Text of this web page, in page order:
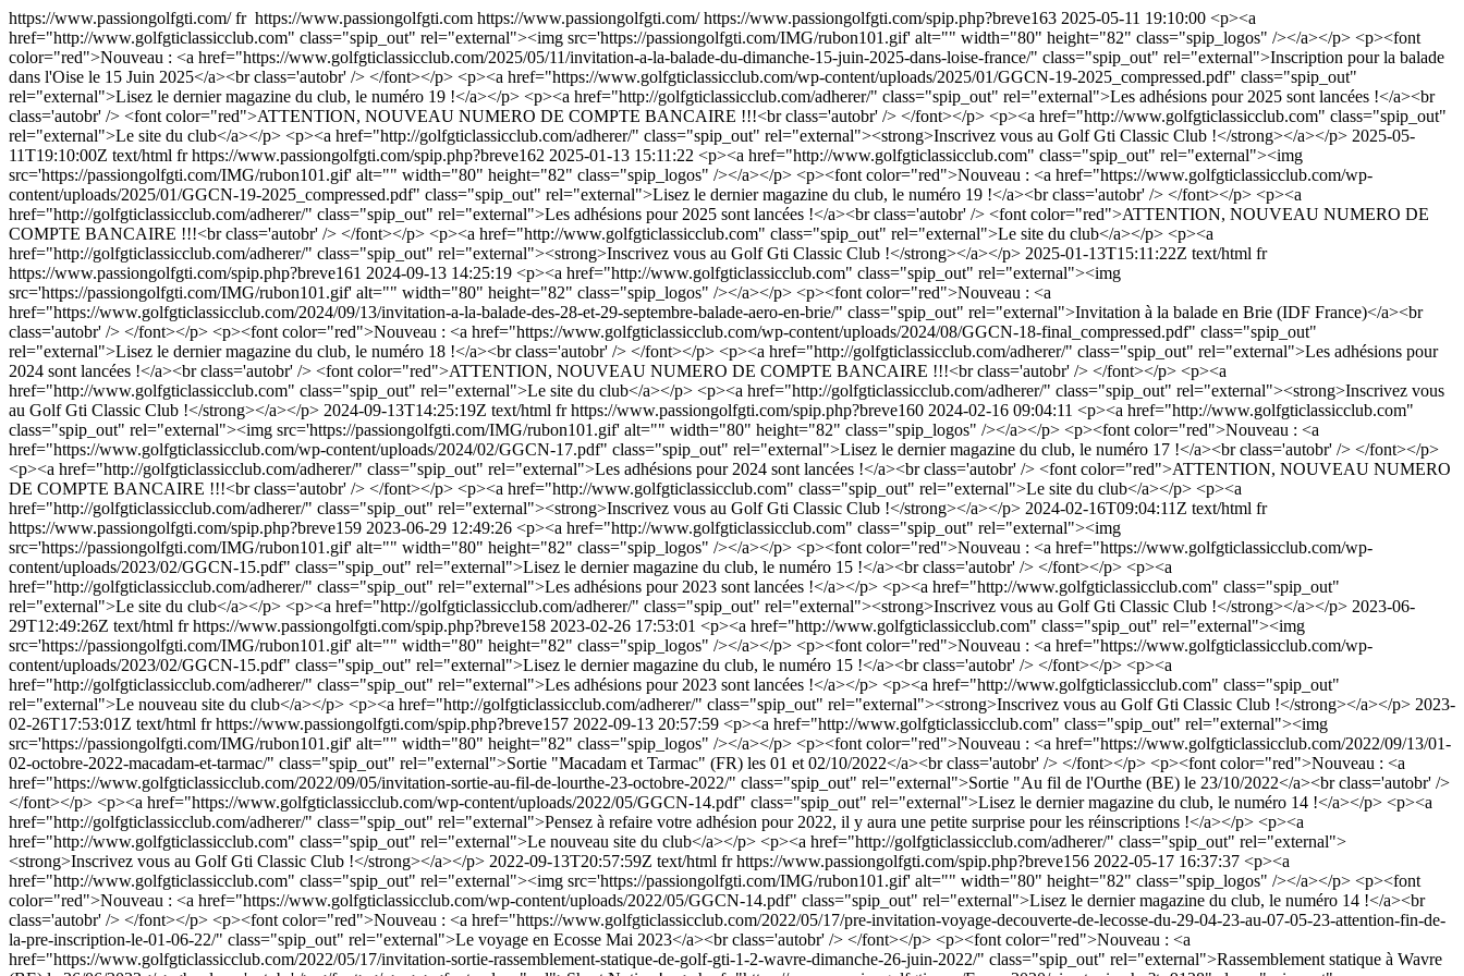
https://www.passiongolfgti.com/fr https://www.passiongolfgti.com https://www.passiongolfgti.com/https://www.passiongolfgti.com/spip.php?breve163 2025-05-11 19:10:00 <p><a
href="http://www.golfgticlassicclub.com" class="spip_out" rel="external"><img src='https://passiongolfgti.com/IMG/rubon101.gif' alt="" width="80" height="82" class="spip_logos" /></a></p> <p><font
color="red">Nouveau : <a href="https://www.golfgticlassicclub.com/2025/05/11/invitation-a-la-balade-du-dimanche-15-juin-2025-dans-loise-france/" class="spip_out" rel="external">Inscription pour la balade
dans l'Oise le 15 Juin 2025</a><br class='autobr' /> </font></p> <p><a href="https://www.golfgticlassicclub.com/wp-content/uploads/2025/01/GGCN-19-2025_compressed.pdf" class="spip_out"
rel="external">Lisez le dernier magazine du club, le numéro 19 !</a></p> <p><a href="http://golfgticlassicclub.com/adherer/" class="spip_out" rel="external">Les adhésions pour 2025 sont lancées !</a><br
class='autobr' /> <font color="red">ATTENTION, NOUVEAU NUMERO DE COMPTE BANCAIRE !!!<br class='autobr' /> </font></p> <p><a href="http://www.golfgticlassicclub.com" class="spip_out"
rel="external">Le site du club</a></p> <p><a href="http://golfgticlassicclub.com/adherer/" class="spip_out" rel="external"><strong>Inscrivez vous au Golf Gti Classic Club !</strong></a></p> 2025-05-
11T19:10:00Z text/html fr https://www.passiongolfgti.com/spip.php?breve162 2025-01-13 15:11:22 <p><a href="http://www.golfgticlassicclub.com" class="spip_out" rel="external"><img
src='https://passiongolfgti.com/IMG/rubon101.gif' alt="" width="80" height="82" class="spip_logos" /></a></p> <p><font color="red">Nouveau : <a href="https://www.golfgticlassicclub.com/wp-
content/uploads/2025/01/GGCN-19-2025_compressed.pdf" class="spip_out" rel="external">Lisez le dernier magazine du club, le numéro 19 !</a><br class='autobr' /> </font></p> <p><a
href="http://golfgticlassicclub.com/adherer/" class="spip_out" rel="external">Les adhésions pour 2025 sont lancées !</a><br class='autobr' /> <font color="red">ATTENTION, NOUVEAU NUMERO DE
COMPTE BANCAIRE !!!<br class='autobr' /> </font></p> <p><a href="http://www.golfgticlassicclub.com" class="spip_out" rel="external">Le site du club</a></p> <p><a
href="http://golfgticlassicclub.com/adherer/" class="spip_out" rel="external"><strong>Inscrivez vous au Golf Gti Classic Club !</strong></a></p> 2025-01-13T15:11:22Z text/html fr
https://www.passiongolfgti.com/spip.php?breve161 2024-09-13 14:25:19 <p><a href="http://www.golfgticlassicclub.com" class="spip_out" rel="external"><img
src='https://passiongolfgti.com/IMG/rubon101.gif' alt="" width="80" height="82" class="spip_logos" /></a></p> <p><font color="red">Nouveau : <a
href="https://www.golfgticlassicclub.com/2024/09/13/invitation-a-la-balade-des-28-et-29-septembre-balade-aero-en-brie/" class="spip_out" rel="external">Invitation à la balade en Brie (IDF France)</a><br
class='autobr' /> </font></p> <p><font color="red">Nouveau : <a href="https://www.golfgticlassicclub.com/wp-content/uploads/2024/08/GGCN-18-final_compressed.pdf" class="spip_out"
rel="external">Lisez le dernier magazine du club, le numéro 18 !</a><br class='autobr' /> </font></p> <p><a href="http://golfgticlassicclub.com/adherer/" class="spip_out" rel="external">Les adhésions pour
2024 sont lancées !</a><br class='autobr' /> <font color="red">ATTENTION, NOUVEAU NUMERO DE COMPTE BANCAIRE !!!<br class='autobr' /> </font></p> <p><a
href="http://www.golfgticlassicclub.com" class="spip_out" rel="external">Le site du club</a></p> <p><a href="http://golfgticlassicclub.com/adherer/" class="spip_out" rel="external"><strong>Inscrivez vous
au Golf Gti Classic Club !</strong></a></p> 2024-09-13T14:25:19Z text/html fr https://www.passiongolfgti.com/spip.php?breve160 2024-02-16 09:04:11 <p><a href="http://www.golfgticlassicclub.com"
class="spip_out" rel="external"><img src='https://passiongolfgti.com/IMG/rubon101.gif' alt="" width="80" height="82" class="spip_logos" /></a></p> <p><font color="red">Nouveau : <a
href="https://www.golfgticlassicclub.com/wp-content/uploads/2024/02/GGCN-17.pdf" class="spip_out" rel="external">Lisez le dernier magazine du club, le numéro 17 !</a><br class='autobr' /> </font></p>
<p><a href="http://golfgticlassicclub.com/adherer/" class="spip_out" rel="external">Les adhésions pour 2024 sont lancées !</a><br class='autobr' /> <font color="red">ATTENTION, NOUVEAU NUMERO
DE COMPTE BANCAIRE !!!<br class='autobr' /> </font></p> <p><a href="http://www.golfgticlassicclub.com" class="spip_out" rel="external">Le site du club</a></p> <p><a
href="http://golfgticlassicclub.com/adherer/" class="spip_out" rel="external"><strong>Inscrivez vous au Golf Gti Classic Club !</strong></a></p> 2024-02-16T09:04:11Z text/html fr
https://www.passiongolfgti.com/spip.php?breve159 2023-06-29 12:49:26 <p><a href="http://www.golfgticlassicclub.com" class="spip_out" rel="external"><img
src='https://passiongolfgti.com/IMG/rubon101.gif' alt="" width="80" height="82" class="spip_logos" /></a></p> <p><font color="red">Nouveau : <a href="https://www.golfgticlassicclub.com/wp-
content/uploads/2023/02/GGCN-15.pdf" class="spip_out" rel="external">Lisez le dernier magazine du club, le numéro 15 !</a><br class='autobr' /> </font></p> <p><a
href="http://golfgticlassicclub.com/adherer/" class="spip_out" rel="external">Les adhésions pour 2023 sont lancées !</a></p> <p><a href="http://www.golfgticlassicclub.com" class="spip_out"
rel="external">Le site du club</a></p> <p><a href="http://golfgticlassicclub.com/adherer/" class="spip_out" rel="external"><strong>Inscrivez vous au Golf Gti Classic Club !</strong></a></p> 2023-06-
29T12:49:26Z text/html fr https://www.passiongolfgti.com/spip.php?breve158 2023-02-26 17:53:01 <p><a href="http://www.golfgticlassicclub.com" class="spip_out" rel="external"><img
src='https://passiongolfgti.com/IMG/rubon101.gif' alt="" width="80" height="82" class="spip_logos" /></a></p> <p><font color="red">Nouveau : <a href="https://www.golfgticlassicclub.com/wp-
content/uploads/2023/02/GGCN-15.pdf" class="spip_out" rel="external">Lisez le dernier magazine du club, le numéro 15 !</a><br class='autobr' /> </font></p> <p><a
href="http://golfgticlassicclub.com/adherer/" class="spip_out" rel="external">Les adhésions pour 2023 sont lancées !</a></p> <p><a href="http://www.golfgticlassicclub.com" class="spip_out"
rel="external">Le nouveau site du club</a></p> <p><a href="http://golfgticlassicclub.com/adherer/" class="spip_out" rel="external"><strong>Inscrivez vous au Golf Gti Classic Club !</strong></a></p> 2023-
02-26T17:53:01Z text/html fr https://www.passiongolfgti.com/spip.php?breve157 2022-09-13 20:57:59 <p><a href="http://www.golfgticlassicclub.com" class="spip_out" rel="external"><img
src='https://passiongolfgti.com/IMG/rubon101.gif' alt="" width="80" height="82" class="spip_logos" /></a></p> <p><font color="red">Nouveau : <a href="https://www.golfgticlassicclub.com/2022/09/13/01-
02-octobre-2022-macadam-et-tarmac/" class="spip_out" rel="external">Sortie "Macadam et Tarmac" (FR) les 01 et 02/10/2022</a><br class='autobr' /> </font></p> <p><font color="red">Nouveau : <a
href="https://www.golfgticlassicclub.com/2022/09/05/invitation-sortie-au-fil-de-lourthe-23-octobre-2022/" class="spip_out" rel="external">Sortie "Au fil de l'Ourthe (BE) le 23/10/2022</a><br class='autobr' />
</font></p> <p><a href="https://www.golfgticlassicclub.com/wp-content/uploads/2022/05/GGCN-14.pdf" class="spip_out" rel="external">Lisez le dernier magazine du club, le numéro 14 !</a></p> <p><a
href="http://golfgticlassicclub.com/adherer/" class="spip_out" rel="external">Pensez à refaire votre adhésion pour 2022, il y aura une petite surprise pour les réinscriptions !</a></p> <p><a
href="http://www.golfgticlassicclub.com" class="spip_out" rel="external">Le nouveau site du club</a></p> <p><a href="http://golfgticlassicclub.com/adherer/" class="spip_out" rel="external">
<strong>Inscrivez vous au Golf Gti Classic Club !</strong></a></p> 2022-09-13T20:57:59Z text/html fr https://www.passiongolfgti.com/spip.php?breve156 2022-05-17 16:37:37 <p><a
href="http://www.golfgticlassicclub.com" class="spip_out" rel="external"><img src='https://passiongolfgti.com/IMG/rubon101.gif' alt="" width="80" height="82" class="spip_logos" /></a></p> <p><font
color="red">Nouveau : <a href="https://www.golfgticlassicclub.com/wp-content/uploads/2022/05/GGCN-14.pdf" class="spip_out" rel="external">Lisez le dernier magazine du club, le numéro 14 !</a><br
class='autobr' /> </font></p> <p><font color="red">Nouveau : <a href="https://www.golfgticlassicclub.com/2022/05/17/pre-invitation-voyage-decouverte-de-lecosse-du-29-04-23-au-07-05-23-attention-fin-de-
la-pre-inscription-le-01-06-22/" class="spip_out" rel="external">Le voyage en Ecosse Mai 2023</a><br class='autobr' /> </font></p> <p><font color="red">Nouveau : <a
href="https://www.golfgticlassicclub.com/2022/05/17/invitation-sortie-rassemblement-statique-de-golf-gti-1-2-wavre-dimanche-26-juin-2022/" class="spip_out" rel="external">Rassemblement statique à Wavre